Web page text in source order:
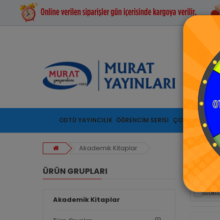
ÇOCUK SERİSİ
ÖĞRENCİM SERİSİ
ODTÜ YAYINCILIK
Akademik Kitaplar
ÜRÜN GRUPLARI
Akademik Kitaplar